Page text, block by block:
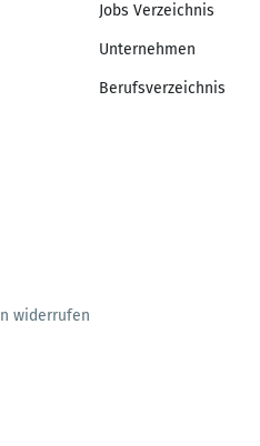
Jobs Verzeichnis
Unternehmen
Berufsverzeichnis
widerrufen